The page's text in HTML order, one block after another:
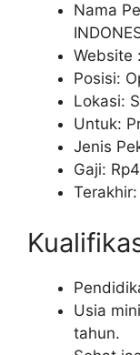
Nama
Website :
Posisi:
Lokasi:
Untuk:
Jenis
Gaji: Rp
Terakhir:
Usia
tahun.